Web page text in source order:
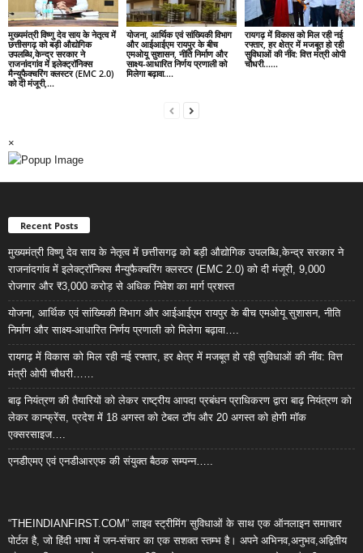
मुख्यमंत्री विष्णु देव साय के नेतृत्व में
छत्तीसगढ़ को बड़ी औद्योगिक
उपलब्धि,केन्द्र सरकार ने
राजनांदगांव में इलेक्ट्रॉनिक्स
मैन्युफैक्चरिंग क्लस्टर (EMC 2.0)
को दी मंजूरी,...
योजना, आर्थिक एवं सांख्यिकी विभाग
और आईआईएम रायपुर के बीच
एमओयू सुशासन, नीति निर्माण और
साक्ष्य-आधारित निर्णय प्रणाली को
मिलेगा बढ़ावा….
रायगढ़ में विकास को मिल रही नई
रफ्तार, हर क्षेत्र में मजबूत हो रही
सुविधाओं की नींव: वित्त मंत्री ओपी
चौधरी……
×
Recent Posts
मुख्यमंत्री विष्णु देव साय के नेतृत्व में छत्तीसगढ़ को बड़ी औद्योगिक उपलब्धि,केन्द्र सरकार ने
राजनांदगांव में इलेक्ट्रॉनिक्स मैन्युफैक्चरिंग क्लस्टर (EMC 2.0) को दी मंजूरी, 9,000
रोजगार और ₹3,000 करोड़ से अधिक निवेश का मार्ग प्रशस्त
योजना, आर्थिक एवं सांख्यिकी विभाग और आईआईएम रायपुर के बीच एमओयू सुशासन, नीति
निर्माण और साक्ष्य-आधारित निर्णय प्रणाली को मिलेगा बढ़ावा….
रायगढ़ में विकास को मिल रही नई रफ्तार, हर क्षेत्र में मजबूत हो रही सुविधाओं की नींव: वित्त
मंत्री ओपी चौधरी……
बाढ़ नियंत्रण की तैयारियों को लेकर राष्ट्रीय आपदा प्रबंधन प्राधिकरण द्वारा बाढ़ नियंत्रण को
लेकर कान्फ्रेंस, प्रदेश में 18 अगस्त को टेबल टॉप और 20 अगस्त को होगी मॉक
एक्सरसाइज….
एनडीएमए एवं एनडीआरएफ की संयुक्त बैठक सम्पन्न…..
“THEINDIANFIRST.COM” लाइव स्ट्रीमिंग सुविधाओं के साथ एक ऑनलाइन समाचार
पोर्टल है, जो हिंदी भाषा में जन-संचार का एक सशक्त स्तम्भ है। अपने अभिनव,अनुभव,अद्वितीय